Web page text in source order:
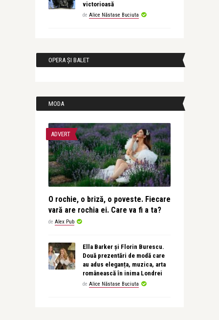
victorioasă
de Alice Năstase Buciuta
OPERA ȘI BALET
MODA
ADVERT
O rochie, o briză, o poveste. Fiecare
vară are rochia ei. Care va fi a ta?
de Alex Pub
Ella Barker și Florin Burescu.
Două prezentări de modă care
au adus eleganța, muzica, arta
românească în inima Londrei
de Alice Năstase Buciuta